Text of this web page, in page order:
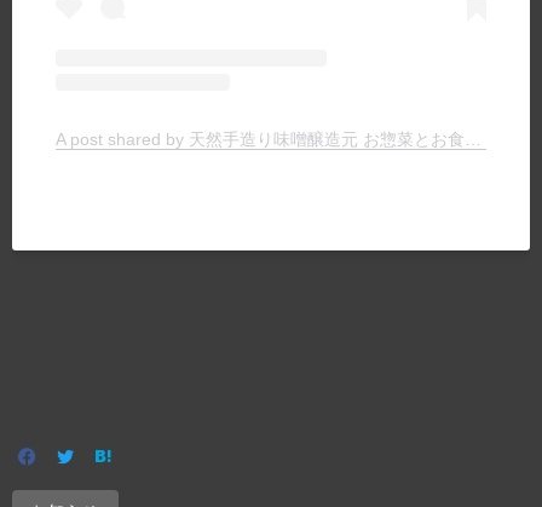
A post shared by 天然手造り味噌醸造元 お惣菜とお食事の店 ヤマキチ (@yamakichimiso)